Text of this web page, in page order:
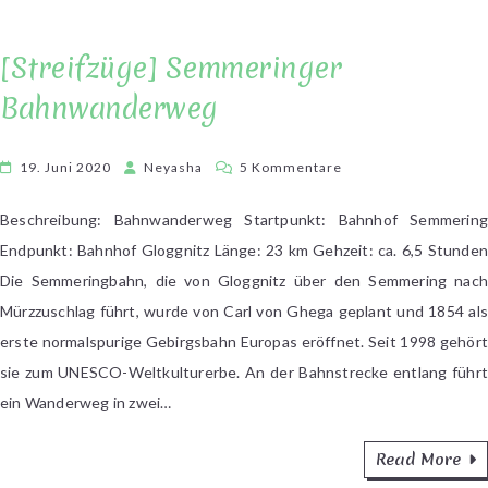
[Streifzüge] Semmeringer
Bahnwanderweg
19. Juni 2020 Neyasha 5 Kommentare
Semmeringer
Bahnwanderweg
Beschreibung: Bahnwanderweg Startpunkt: Bahnhof Semmering
Endpunkt: Bahnhof Gloggnitz Länge: 23 km Gehzeit: ca. 6,5 Stunden
Die Semmeringbahn, die von Gloggnitz über den Semmering nach
Mürzzuschlag führt, wurde von Carl von Ghega geplant und 1854 als
erste normalspurige Gebirgsbahn Europas eröffnet. Seit 1998 gehört
sie zum UNESCO-Weltkulturerbe. An der Bahnstrecke entlang führt
ein Wanderweg in zwei…
Read More